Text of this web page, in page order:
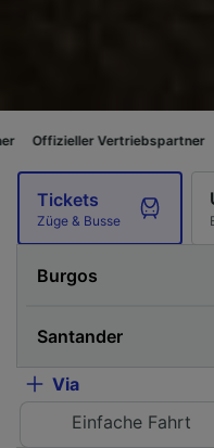
Vertriebspartner Offizieller
Tickets
Züge & Busse
Via
Einfache Fahrt